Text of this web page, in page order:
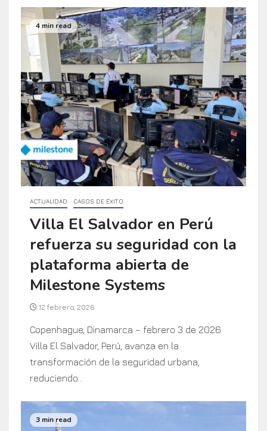
4 min read
ACTUALIDAD CASOS DE ÉXITO
Villa El Salvador en Perú
refuerza su seguridad con la
plataforma abierta de
Milestone Systems
12 febrero, 2026
Copenhague, Dinamarca – febrero 3 de 2026
Villa El Salvador, Perú, avanza en la
transformación de la seguridad urbana,
reduciendo...
3 min read